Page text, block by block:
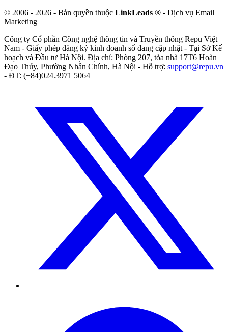
© 2006 - 2026 - Bản quyền thuộc LinkLeads ® - Dịch vụ Email
Marketing
Công ty Cổ phần Công nghệ thông tin và Truyền thông Repu Việt
Nam - Giấy phép đăng ký kinh doanh số đang cập nhật - Tại Sở Kế
hoạch và Đầu tư Hà Nội. Địa chỉ: Phòng 207, tòa nhà 17T6 Hoàn
Đạo Thúy, Phường Nhân Chính, Hà Nội - Hỗ trợ: support@repu.vn
- ĐT: (+84)024.3971 5064